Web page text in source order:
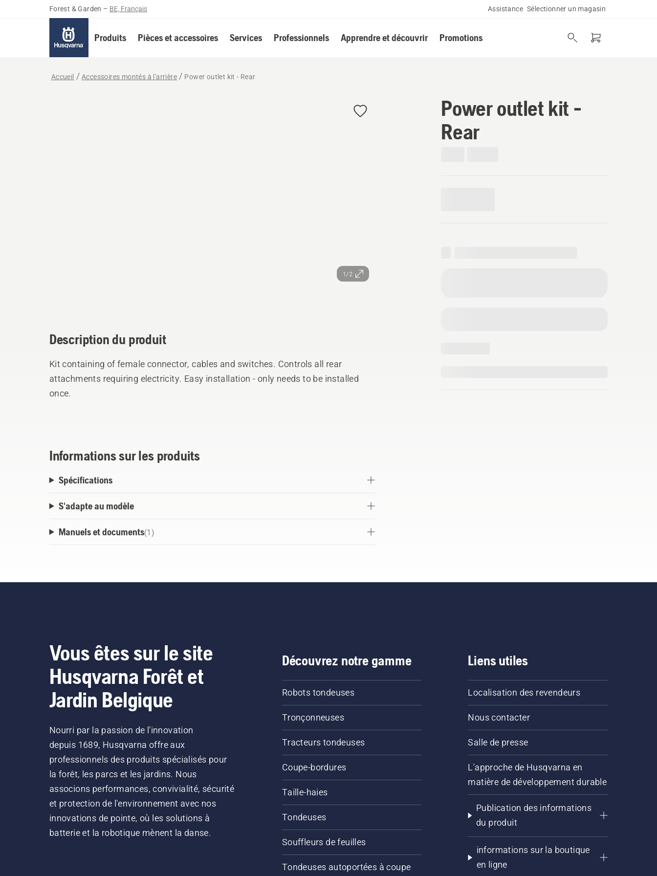
Forest & Garden – BE, Français Assistance Sélectionner un magasin
Produits Pièces et accessoires Services Professionnels Apprendre et découvrir Promotions
Accueil Accessoires montés à l'arrière Power outlet kit - Rear
1/2
Power outlet kit -
Rear
Description du produit
Kit containing of female connector, cables and switches. Controls all rear
attachments requiring electricity. Easy installation - only needs to be installed
once.
Informations sur les produits
Spécifications
S'adapte au modèle
Manuels et documents(1 )
Vous êtes sur le site
Husqvarna Forêt et
Jardin Belgique
Nourri par la passion de l'innovation
depuis 1689, Husqvarna offre aux
professionnels des produits spécialisés pour
la forêt, les parcs et les jardins. Nous
associons performances, convivialité, sécurité
et protection de l'environnement avec nos
innovations de pointe, où les solutions à
batterie et la robotique mènent la danse.
Découvrez notre gamme
Robots tondeuses
Tronçonneuses
Tracteurs tondeuses
Coupe-bordures
Taille-haies
Tondeuses
Souffleurs de feuilles
Tondeuses autoportées à coupe
Liens utiles
Localisation des revendeurs
Nous contacter
Salle de presse
L'approche de Husqvarna en
matière de développement durable
Publication des informations
du produit
informations sur la boutique
en ligne